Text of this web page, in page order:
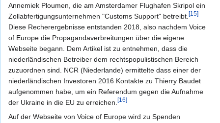
Annemiek Ploumen, die am Amsterdamer Flughafen Skripol ein
Zollabfertigungsunternehmen "Customs Support" betreibt. [15]
Diese Recherergebnisse entstanden 2018, also nachdem Voice
of Europe die Propagandaverbreitungen über die eigene
Webseite begann. Dem Artikel ist zu entnehmen, dass die
niederländischen Betreiber dem rechtspopulistischen Bereich
zuzuordnen sind. NCR (Niederlande) ermittelte dass einer der
niederländischen Investoren 2016 Kontakte zu Thierry Baudet
aufgenommen habe, um ein Referendum gegen die Aufnahme
der Ukraine in die EU zu erreichen. [16]
Auf der Webseite von Voice of Europe wird zu Spenden